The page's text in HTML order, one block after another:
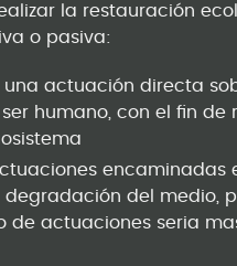
la restauración
o pasiva:
actuación directa
humano, con el fin de
encaminadas
del medio,
de actuaciones seria